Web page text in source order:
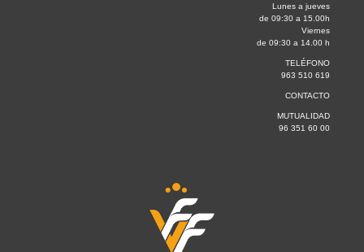
Lunes a jueves
de 09:30 a 15.00h
Viernes
de 09:30 a 14.00 h
TELÉFONO
963 510 619
CONTACTO
MUTUALIDAD
96 351 60 00